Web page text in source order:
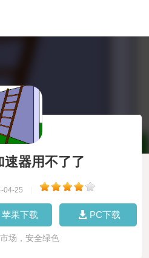
器用不了了
04-25
苹果下载 PC下载
场，安全绿色